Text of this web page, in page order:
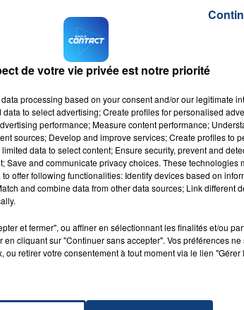
vivait, rue Roland-Garros.
, le compagnon de Stéphanie serait
c'est pour cela que des proches de
une cagnotte en ligne.
lieu de l'accident, pour rendre hommage
et
CONTACT
de votre vie privée est notre priorité
processing based on your consent and/or our legitimate
to select advertising; Create profiles for personalised
performance; Measure content performance;
sources; Develop and improve services; Create profiles to
data to select content; Ensure security, prevent and
Save and communicate privacy choices. These technologies
offer following functionalities: Identify devices based on
and combine data from other data sources; Link different
et fermer", ou affiner en sélectionnant les finalités et/ou
cliquant sur "Continuer sans accepter". Vos préférences
ou retirer votre consentement à tout moment via le lien